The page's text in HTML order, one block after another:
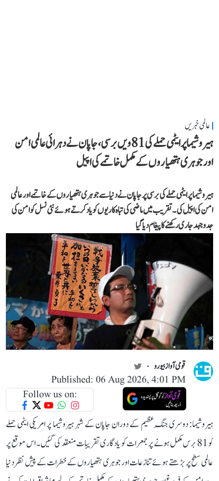
عالمی خبریں
ہیروشیما پر ایٹمی حملے کی 81ویں برسی، جاپان نے دہرائی عالمی امن
اور جوہری ہتھیاروں کے مکمل خاتمے کی اپیل
ہیروشیما پر ایٹمی حملے کی برسی پر جاپان نے دنیا سے جوہری ہتھیاروں کے خاتمے اور عالمی
امن کی اپیل کی۔ تقریب میں ماضی کی تباہ کاریوں کو یاد کرتے ہوئے نئی نسل کو امن کی
جدوجہد جاری رکھنے کا پیغام دیا گیا
قومی آواز بیورو
Published: 06 Aug 2026, 4:01 PM
Follow us on:
ہیروشیما: دوسری جنگِ عظیم کے دوران جاپان کے شہر ہیروشیما پر امریکی ایٹمی حملے
کو 81 برس مکمل ہونے پر جمعرات کو یادگاری تقریبات منعقد کی گئیں۔ اس موقع پر
عالمی سطح پر بڑھتے ہوئے تنازعات اور جوہری ہتھیاروں کے خطرات کے پیش نظر دنیا